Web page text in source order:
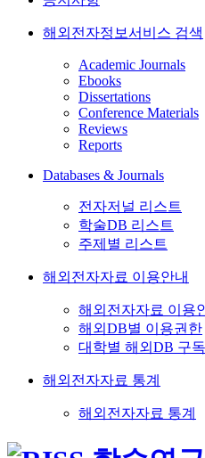
해외전자정보서비스 검색
Academic Journals
Ebooks
Dissertations
Conference Materials
Reviews
Reports
Databases & Journals
전자저널 리스트
학술DB 리스트
주제별 리스트
해외전자자료 이용안내
해외전자자료 이용
해외DB별 이용권한
대학별 해외DB 구
해외전자자료 통계
해외전자자료 통계